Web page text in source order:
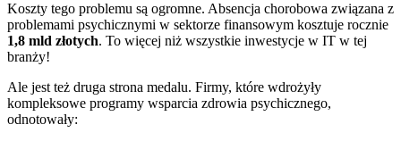
Koszty tego problemu są ogromne. Absencja chorobowa związana z
problemami psychicznymi w sektorze finansowym kosztuje rocznie
1,8 mld złotych. To więcej niż wszystkie inwestycje w IT w tej
branży!
Ale jest też druga strona medalu. Firmy, które wdrożyły
kompleksowe programy wsparcia zdrowia psychicznego,
odnotowały: